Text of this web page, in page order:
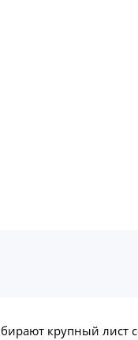
крупный лист